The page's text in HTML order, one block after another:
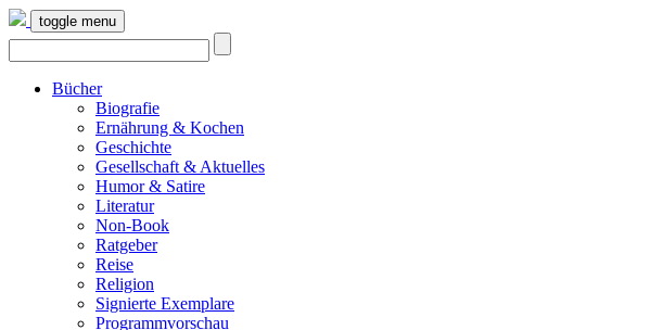
toggle menu
Bücher
Biografie
Ernährung & Kochen
Geschichte
Gesellschaft & Aktuelles
Humor & Satire
Literatur
Non-Book
Ratgeber
Reise
Religion
Signierte Exemplare
Programmvorschau